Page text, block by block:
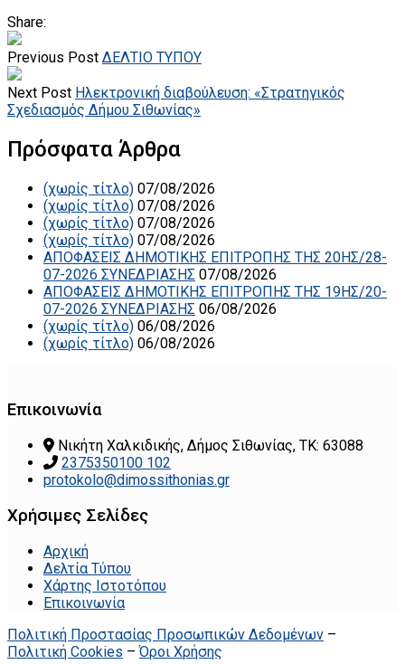
Share:
Previous Post ΔΕΛΤΙΟ ΤΥΠΟΥ
Next Post Ηλεκτρονική διαβούλευση: «Στρατηγικός
Σχεδιασμός Δήμου Σιθωνίας»
Πρόσφατα Άρθρα
(χωρίς τίτλο) 07/08/2026
(χωρίς τίτλο) 07/08/2026
(χωρίς τίτλο) 07/08/2026
(χωρίς τίτλο) 07/08/2026
ΑΠΟΦΑΣΕΙΣ ΔΗΜΟΤΙΚΗΣ ΕΠΙΤΡΟΠΗΣ ΤΗΣ 20ΗΣ/28-
07-2026 ΣΥΝΕΔΡΙΑΣΗΣ 07/08/2026
ΑΠΟΦΑΣΕΙΣ ΔΗΜΟΤΙΚΗΣ ΕΠΙΤΡΟΠΗΣ ΤΗΣ 19ΗΣ/20-
07-2026 ΣΥΝΕΔΡΙΑΣΗΣ 06/08/2026
(χωρίς τίτλο) 06/08/2026
(χωρίς τίτλο) 06/08/2026
Επικοινωνία
Νικήτη Χαλκιδικής, Δήμος Σιθωνίας, ΤΚ: 63088
2375350100 102
protokolo@dimossithonias.gr
Χρήσιμες Σελίδες
Αρχική
Δελτία Τύπου
Χάρτης Ιστοτόπου
Επικοινωνία
Πολιτική Προστασίας Προσωπικών Δεδομένων –
Πολιτική Cookies –Όροι Χρήσης